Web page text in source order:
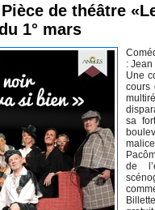
de théâtre
1° mars
:
Une
cours
sa
de